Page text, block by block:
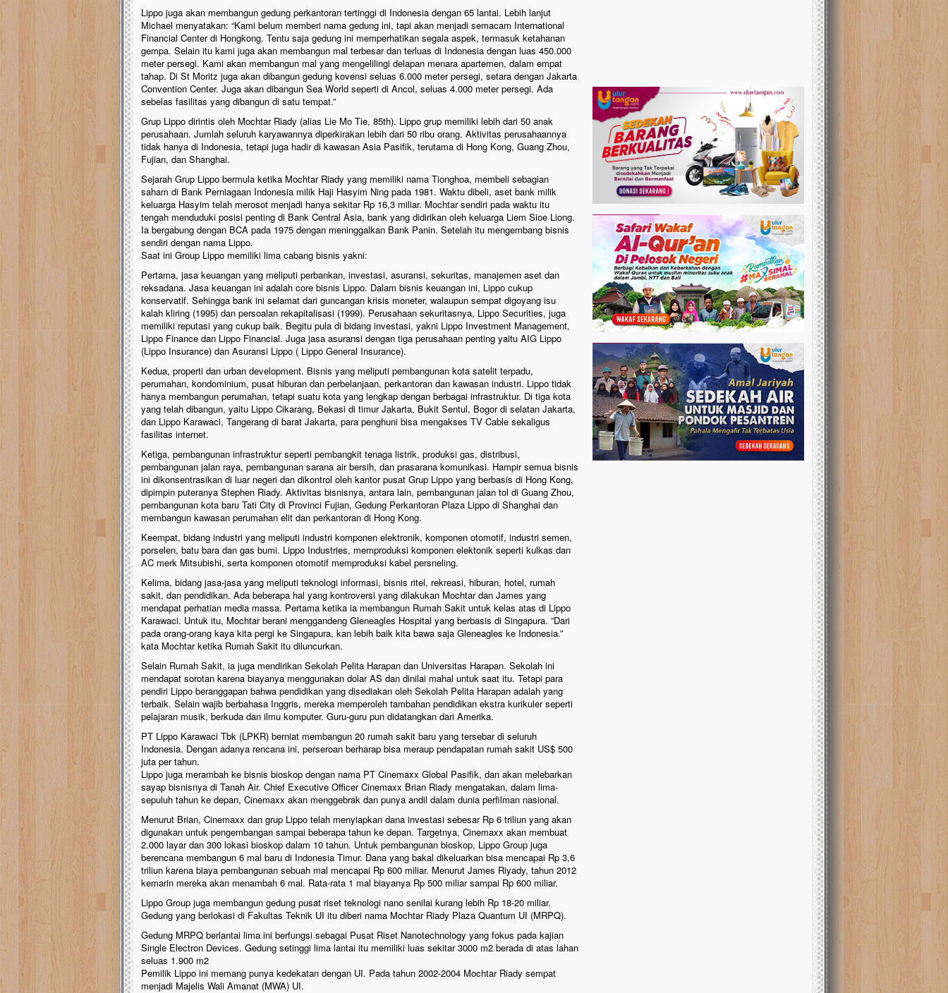
Lippo juga akan membangun gedung perkantoran tertinggi di Indonesia dengan 65 lantai. Lebih lanjut
Michael menyatakan: “Kami belum memberi nama gedung ini, tapi akan menjadi semacam International
Financial Center di Hongkong. Tentu saja gedung ini memperhatikan segala aspek, termasuk ketahanan
gempa. Selain itu kami juga akan membangun mal terbesar dan terluas di Indonesia dengan luas 450.000
meter persegi. Kami akan membangun mal yang mengelilingi delapan menara apartemen, dalam empat
tahap. Di St Moritz juga akan dibangun gedung kovensi seluas 6.000 meter persegi, setara dengan Jakarta
Convention Center. Juga akan dibangun Sea World seperti di Ancol, seluas 4.000 meter persegi. Ada
sebelas fasilitas yang dibangun di satu tempat.”
Grup Lippo dirintis oleh Mochtar Riady (alias Lie Mo Tie, 85th). Lippo grup memiliki lebih dari 50 anak
perusahaan. Jumlah seluruh karyawannya diperkirakan lebih dari 50 ribu orang. Aktivitas perusahaannya
tidak hanya di Indonesia, tetapi juga hadir di kawasan Asia Pasifik, terutama di Hong Kong, Guang Zhou,
Fujian, dan Shanghai.
Sejarah Grup Lippo bermula ketika Mochtar Riady yang memiliki nama Tionghoa, membeli sebagian
saham di Bank Perniagaan Indonesia milik Haji Hasyim Ning pada 1981. Waktu dibeli, aset bank milik
keluarga Hasyim telah merosot menjadi hanya sekitar Rp 16,3 miliar. Mochtar sendiri pada waktu itu
tengah menduduki posisi penting di Bank Central Asia, bank yang didirikan oleh keluarga Liem Sioe Liong.
Ia bergabung dengan BCA pada 1975 dengan meninggalkan Bank Panin. Setelah itu mengembang bisnis
sendiri dengan nama Lippo.
Saat ini Group Lippo memiliki lima cabang bisnis yakni:
Pertama, jasa keuangan yang meliputi perbankan, investasi, asuransi, sekuritas, manajemen aset dan
reksadana. Jasa keuangan ini adalah core bisnis Lippo. Dalam bisnis keuangan ini, Lippo cukup
konservatif. Sehingga bank ini selamat dari guncangan krisis moneter, walaupun sempat digoyang isu
kalah kliring (1995) dan persoalan rekapitalisasi (1999). Perusahaan sekuritasnya, Lippo Securities, juga
memiliki reputasi yang cukup baik. Begitu pula di bidang investasi, yakni Lippo Investment Management,
Lippo Finance dan Lippo Financial. Juga jasa asuransi dengan tiga perusahaan penting yaitu AIG Lippo
(Lippo Insurance) dan Asuransi Lippo ( Lippo General Insurance).
Kedua, properti dan urban development. Bisnis yang meliputi pembangunan kota satelit terpadu,
perumahan, kondominium, pusat hiburan dan perbelanjaan, perkantoran dan kawasan industri. Lippo tidak
hanya membangun perumahan, tetapi suatu kota yang lengkap dengan berbagai infrastruktur. Di tiga kota
yang telah dibangun, yaitu Lippo Cikarang, Bekasi di timur Jakarta, Bukit Sentul, Bogor di selatan Jakarta,
dan Lippo Karawaci, Tangerang di barat Jakarta, para penghuni bisa mengakses TV Cable sekaligus
fasilitas internet.
Ketiga, pembangunan infrastruktur seperti pembangkit tenaga listrik, produksi gas, distribusi,
pembangunan jalan raya, pembangunan sarana air bersih, dan prasarana komunikasi. Hampir semua bisnis
ini dikonsentrasikan di luar negeri dan dikontrol oleh kantor pusat Grup Lippo yang berbasis di Hong Kong,
dipimpin puteranya Stephen Riady. Aktivitas bisnisnya, antara lain, pembangunan jalan tol di Guang Zhou,
pembangunan kota baru Tati City di Provinci Fujian, Gedung Perkantoran Plaza Lippo di Shanghai dan
membangun kawasan perumahan elit dan perkantoran di Hong Kong.
Keempat, bidang industri yang meliputi industri komponen elektronik, komponen otomotif, industri semen,
porselen, batu bara dan gas bumi. Lippo Industries, memproduksi komponen elektonik seperti kulkas dan
AC merk Mitsubishi, serta komponen otomotif memproduksi kabel persneling.
Kelima, bidang jasa-jasa yang meliputi teknologi informasi, bisnis ritel, rekreasi, hiburan, hotel, rumah
sakit, dan pendidikan. Ada beberapa hal yang kontroversi yang dilakukan Mochtar dan James yang
mendapat perhatian media massa. Pertama ketika ia membangun Rumah Sakit untuk kelas atas di Lippo
Karawaci. Untuk itu, Mochtar berani menggandeng Gleneagles Hospital yang berbasis di Singapura. ”Dari
pada orang-orang kaya kita pergi ke Singapura, kan lebih baik kita bawa saja Gleneagles ke Indonesia.”
kata Mochtar ketika Rumah Sakit itu diluncurkan.
Selain Rumah Sakit, ia juga mendirikan Sekolah Pelita Harapan dan Universitas Harapan. Sekolah ini
mendapat sorotan karena biayanya menggunakan dolar AS dan dinilai mahal untuk saat itu. Tetapi para
pendiri Lippo beranggapan bahwa pendidikan yang disediakan oleh Sekolah Pelita Harapan adalah yang
terbaik. Selain wajib berbahasa Inggris, mereka memperoleh tambahan pendidikan ekstra kurikuler seperti
pelajaran musik, berkuda dan ilmu komputer. Guru-guru pun didatangkan dari Amerika.
PT Lippo Karawaci Tbk (LPKR) berniat membangun 20 rumah sakit baru yang tersebar di seluruh
Indonesia. Dengan adanya rencana ini, perseroan berharap bisa meraup pendapatan rumah sakit US$ 500
juta per tahun.
Lippo juga merambah ke bisnis bioskop dengan nama PT Cinemaxx Global Pasifik, dan akan melebarkan
sayap bisnisnya di Tanah Air. Chief Executive Officer Cinemaxx Brian Riady mengatakan, dalam lima-
sepuluh tahun ke depan, Cinemaxx akan menggebrak dan punya andil dalam dunia perfilman nasional.
Menurut Brian, Cinemaxx dan grup Lippo telah menyiapkan dana investasi sebesar Rp 6 triliun yang akan
digunakan untuk pengembangan sampai beberapa tahun ke depan. Targetnya, Cinemaxx akan membuat
2.000 layar dan 300 lokasi bioskop dalam 10 tahun. Untuk pembangunan bioskop, Lippo Group juga
berencana membangun 6 mal baru di Indonesia Timur. Dana yang bakal dikeluarkan bisa mencapai Rp 3,6
triliun karena biaya pembangunan sebuah mal mencapai Rp 600 miliar. Menurut James Riyady, tahun 2012
kemarin mereka akan menambah 6 mal. Rata-rata 1 mal biayanya Rp 500 miliar sampai Rp 600 miliar.
Lippo Group juga membangun gedung pusat riset teknologi nano senilai kurang lebih Rp 18-20 miliar.
Gedung yang berlokasi di Fakultas Teknik UI itu diberi nama Mochtar Riady Plaza Quantum UI (MRPQ).
Gedung MRPQ berlantai lima ini berfungsi sebagai Pusat Riset Nanotechnology yang fokus pada kajian
Single Electron Devices. Gedung setinggi lima lantai itu memiliki luas sekitar 3000 m2 berada di atas lahan
seluas 1.900 m2
Pemilik Lippo ini memang punya kedekatan dengan UI. Pada tahun 2002-2004 Mochtar Riady sempat
menjadi Majelis Wali Amanat (MWA) UI.